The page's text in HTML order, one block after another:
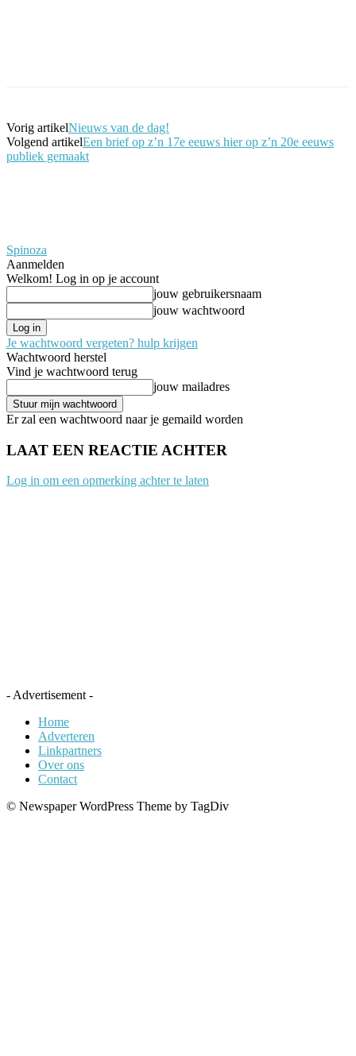
Vorig artikelNieuws van de dag!
Volgend artikelEen brief op z’n 17e eeuws hier op z’n 20e eeuws
publiek gemaakt
Spinoza
Aanmelden
Welkom! Log in op je account
jouw gebruikersnaam
jouw wachtwoord
Je wachtwoord vergeten? hulp krijgen
Wachtwoord herstel
Vind je wachtwoord terug
jouw mailadres
Er zal een wachtwoord naar je gemaild worden
LAAT EEN REACTIE ACHTER
Log in om een opmerking achter te laten
- Advertisement -
Home
Adverteren
Linkpartners
Over ons
Contact
© Newspaper WordPress Theme by TagDiv